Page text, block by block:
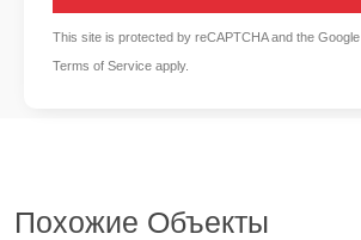
This site is protected by reCAPTCHA and the Google
Terms of Service apply.
Похожие Объекты